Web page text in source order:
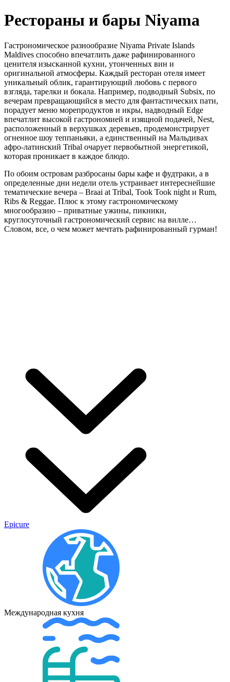
Рестораны и бары Niyama
Гастрономическое разнообразие Niyama Private Islands
Maldives способно впечатлить даже рафинированного
ценителя изысканной кухни, утонченных вин и
оригинальной атмосферы. Каждый ресторан отеля имеет
уникальный облик, гарантирующий любовь с первого
взгляда, тарелки и бокала. Например, подводный Subsix, по
вечерам превращающийся в место для фантастических пати,
порадует меню морепродуктов и икры, надводный Edge
впечатлит высокой гастрономией и изящной подачей, Nest,
расположенный в верхушках деревьев, продемонстрирует
огненное шоу теппаньяки, а единственный на Мальдивах
афро-латинский Tribal очарует первобытной энергетикой,
которая проникает в каждое блюдо.
По обоим островам разбросаны бары кафе и фудтраки, а в
определенные дни недели отель устраивает интереснейшие
тематические вечера – Braai at Tribal, Took Took night и Rum,
Ribs & Reggae. Плюс к этому гастрономическому
многообразию – приватные ужины, пикники,
круглосуточный гастрономический сервис на вилле…
Словом, все, о чем может мечтать рафинированный гурман!
Epicure
Международная кухня